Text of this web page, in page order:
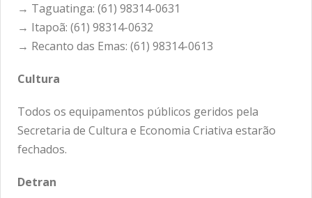
→ Taguatinga: (61) 98314-0631
→ Itapoã: (61) 98314-0632
→ Recanto das Emas: (61) 98314-0613
Cultura
Todos os equipamentos públicos geridos pela
Secretaria de Cultura e Economia Criativa estarão
fechados.
Detran